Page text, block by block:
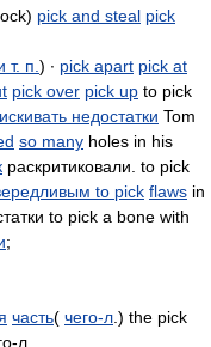
pick and steal pick
т. п. ) ∙ pick apart pick at
pick over pick up to pick
недостатки Tom
so many holes in his
раскритиковали. to pick
to pick flaws in
to pick a bone with
;
часть( чего-л .) the pick
л.